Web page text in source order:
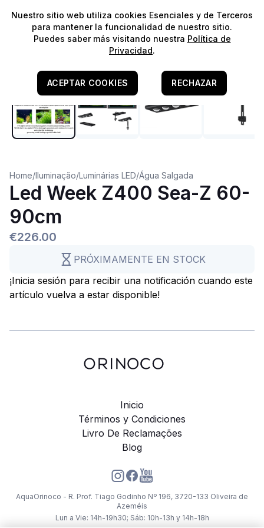
⭐️¡Envíos gratis para pedidos superiores a 60€!*⭐️
Home/Iluminação/Luminárias LED/Água Salgada
Led Week Z400 Sea-Z 60-
90cm
€226.00
PRÓXIMAMENTE EN STOCK
¡Inicia sesión para recibir una notificación cuando este
artículo vuelva a estar disponible!
Inicio
Términos y Condiciones
Livro De Reclamações
Blog
AquaOrinoco - R. Prof. Tiago Godinho Nº 196, 3720-133 Oliveira de
Azeméis
Lun a Vie: 14h-19h30; Sáb: 10h-13h y 14h-18h
Nuestro sitio web utiliza cookies Esenciales y de Terceros
para mantener la funcionalidad de nuestro sitio.
Puedes saber más visitando nuestra Política de
Privacidad.
ACEPTAR COOKIES RECHAZAR